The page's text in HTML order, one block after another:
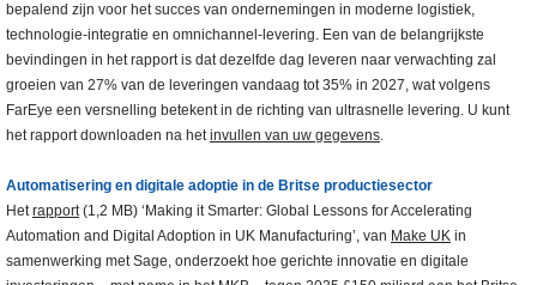
bepalend zijn voor het succes van ondernemingen in moderne logistiek,
technologie-integratie en omnichannel-levering. Een van de belangrijkste
bevindingen in het rapport is dat dezelfde dag leveren naar verwachting zal
groeien van 27% van de leveringen vandaag tot 35% in 2027, wat volgens
FarEye een versnelling betekent in de richting van ultrasnelle levering. U kunt
het rapport downloaden na hetinvullen van uw gegevens.
Automatisering en digitale adoptie in de Britse productiesector
Hetrapport(1,2 MB) ‘Making it Smarter: Global Lessons for Accelerating
Automation and Digital Adoption in UK Manufacturing’, van Make UK in
samenwerking met Sage, onderzoekt hoe gerichte innovatie en digitale